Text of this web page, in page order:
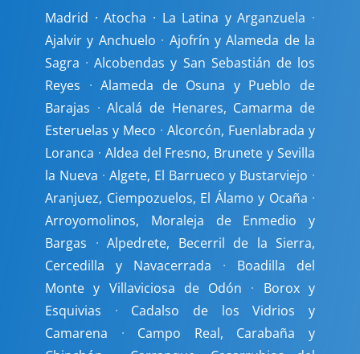
Madrid · Atocha · La Latina y Arganzuela ·
Ajalvir y Anchuelo · Ajofrín y Alameda de la
Sagra ·Alcobendas y San Sebastián de los
Reyes ·Alameda de Osuna y Pueblo de
Barajas ·Alcalá de Henares, Camarma de
Esteruelas y Meco · Alcorcón, Fuenlabrada y
Loranca · Aldea del Fresno, Brunete y Sevilla
la Nueva · Algete, El Barrueco y Bustarviejo ·
Aranjuez, Ciempozuelos, El Álamo y Ocaña ·
Arroyomolinos, Moraleja de Enmedio y
Bargas · Alpedrete, Becerril de la Sierra,
Cercedilla y Navacerrada · Boadilla del
Monte y Villaviciosa de Odón · Borox y
Esquivias · Cadalso de los Vidrios y
Camarena · Campo Real, Carabaña y